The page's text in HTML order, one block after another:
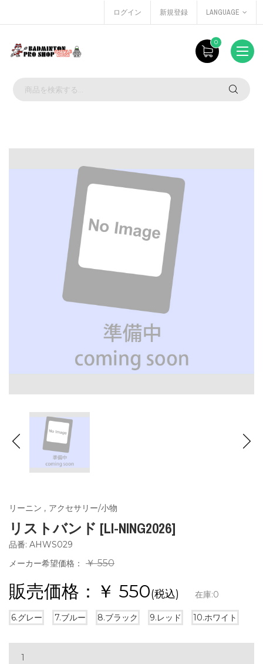
ログイン 新規登録 LANGUAGE
0
リーニン , アクセサリー/小物
リストバンド [LI-NING2026]
品番: AHWS029
メーカー希望価格：
￥ 550
販売価格：￥ 550(税込) 在庫:0
6.グレー 7.ブルー 8.ブラック 9.レッド 10.ホワイト